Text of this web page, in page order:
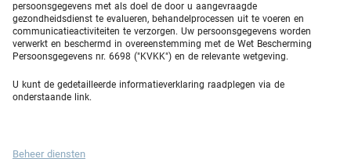
persoonsgegevens met als doel de door u aangevraagde
gezondheidsdienst te evalueren, behandelprocessen uit te voeren en
communicatieactiviteiten te verzorgen. Uw persoonsgegevens worden
verwerkt en beschermd in overeenstemming met de Wet Bescherming
Persoonsgegevens nr. 6698 ("KVKK") en de relevante wetgeving.
U kunt de gedetailleerde informatieverklaring raadplegen via de
onderstaande link.
Beheer diensten
About Erdem
Over ons
Medische eenheden